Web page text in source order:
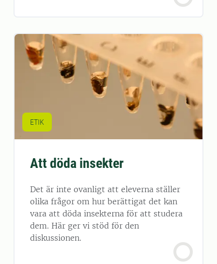
ETIK
Att döda insekter
Det är inte ovanligt att eleverna ställer
olika frågor om hur berättigat det kan
vara att döda insekterna för att studera
dem. Här ger vi stöd för den
diskussionen.